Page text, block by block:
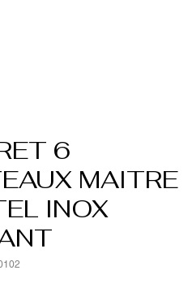
6
MAITRE
INOX